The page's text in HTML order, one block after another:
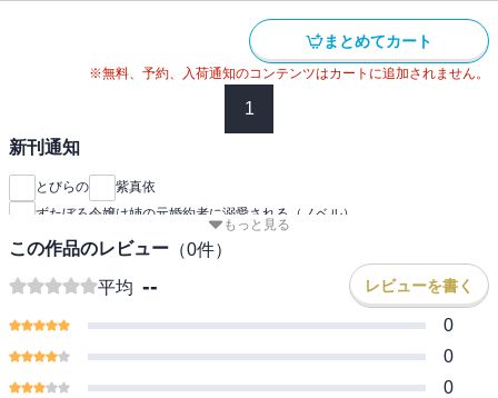
まとめてカート
※無料、予約、入荷通知のコンテンツはカートに追加されません。
1
新刊通知
とびらの
紫真依
ずたぼろ令嬢は姉の元婚約者に溺愛される（ノベル）
もっと見る
この作品のレビュー （0件）
平均 -- レビューを書く
0
0
0